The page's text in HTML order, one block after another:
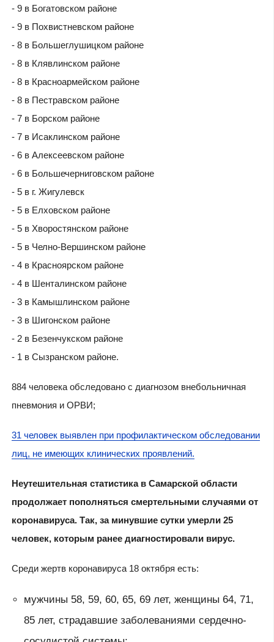
- 9 в Богатовском районе
- 9 в Похвистневском районе
- 8 в Большеглушицком районе
- 8 в Клявлинском районе
- 8 в Красноармейском районе
- 8 в Пестравском районе
- 7 в Борском районе
- 7 в Исаклинском районе
- 6 в Алексеевском районе
- 6 в Большечерниговском районе
- 5 в г. Жигулевск
- 5 в Елховском районе
- 5 в Хворостянском районе
- 5 в Челно-Вершинском районе
- 4 в Красноярском районе
- 4 в Шенталинском районе
- 3 в Камышлинском районе
- 3 в Шигонском районе
- 2 в Безенчукском районе
- 1 в Сызранском районе.
884 человека обследовано с диагнозом внебольничная
пневмония и ОРВИ;
31 человек выявлен при профилактическом обследовании
лиц, не имеющих клинических проявлений.
Неутешительная статистика в Самарской области
продолжает пополняться смертельными случаями от
коронавируса. Так, за минувшие сутки умерли 25
человек, которым ранее диагностировали вирус.
Среди жертв коронавируса 18 октября есть:
мужчины 58, 59, 60, 65, 69 лет, женщины 64, 71,
85 лет, страдавшие заболеваниями сердечно-